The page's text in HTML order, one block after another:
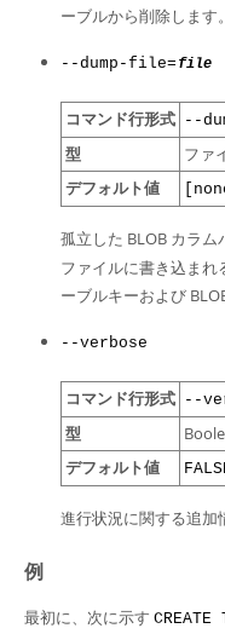
ーブルから削除します。
--dump-file= file
コマンド行形式 --
型 ファ
デフォルト値
孤立した BLOB カラム
ファイルに書き込まれ
ーブルキーおよび
--verbose
コマンド行形式 --
型
デフォルト値
進行状況に関する追加
例
最初に、次に示す CREATE